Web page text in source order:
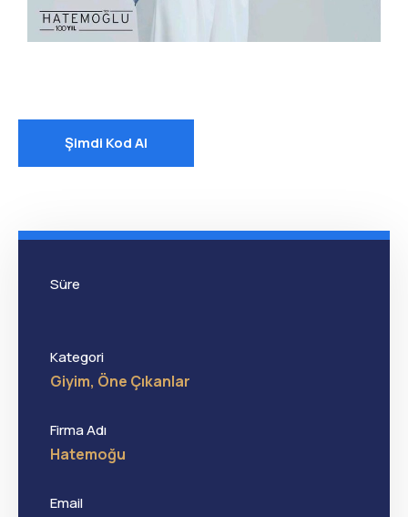
Şimdi Kod Al
Süre
Kategori
Giyim, Öne Çıkanlar
Firma Adı
Hatemoğu
Email